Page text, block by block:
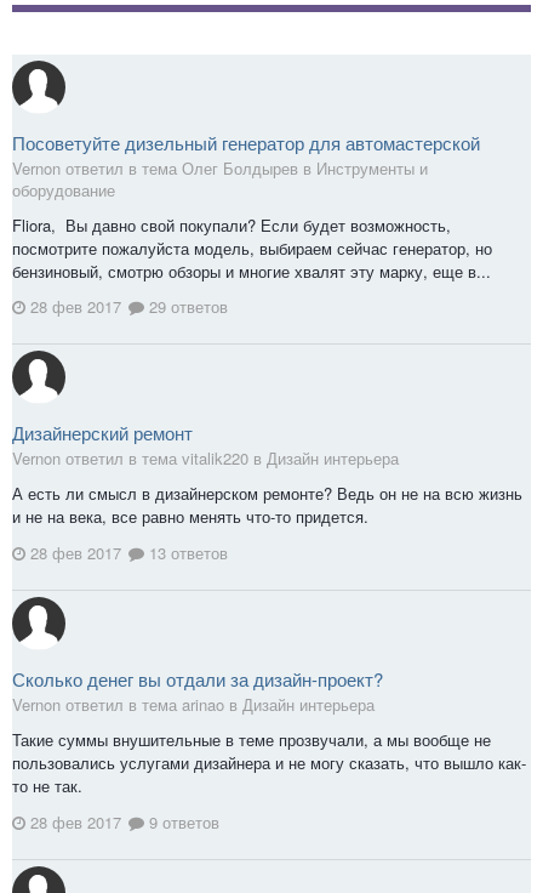
Посоветуйте дизельный генератор для автомастерской
Vernon ответил в тема Олег Болдырев в Инструменты и
оборудование
Fliora, Вы давно свой покупали? Если будет возможность,
посмотрите пожалуйста модель, выбираем сейчас генератор, но
бензиновый, смотрю обзоры и многие хвалят эту марку, еще в...
28 фев 2017
29 ответов
Дизайнерский ремонт
Vernon ответил в тема vitalik220 в Дизайн интерьера
А есть ли смысл в дизайнерском ремонте? Ведь он не на всю жизнь
и не на века, все равно менять что-то придется.
28 фев 2017
13 ответов
Сколько денег вы отдали за дизайн-проект?
Vernon ответил в тема arinao в Дизайн интерьера
Такие суммы внушительные в теме прозвучали, а мы вообще не
пользовались услугами дизайнера и не могу сказать, что вышло как-
то не так.
28 фев 2017
9 ответов